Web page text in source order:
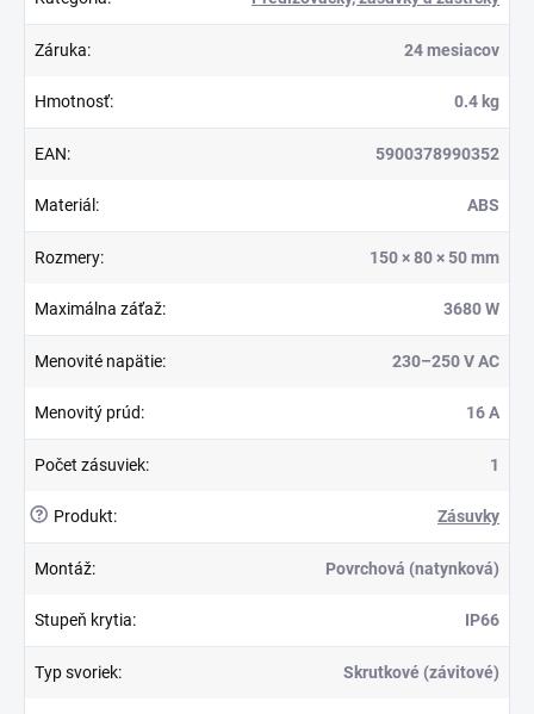
Záruka: 24 mesiacov
Hmotnosť: 0.4 kg
EAN: 5900378990352
Materiál : ABS
Rozmery: 150 × 80 × 50 mm
Maximálna záťaž: 3680 W
Menovité napätie: 230–250 V AC
Menovitý prúd: 16 A
Počet zásuviek: 1
? Produkt: Zásuvky
Montáž: Povrchová (natynková)
Stupeň krytia: IP66
Typ svoriek: Skrutkové (závitové)